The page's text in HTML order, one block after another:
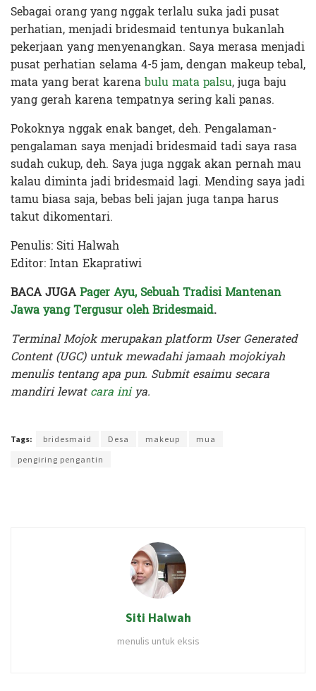
Sebagai orang yang nggak terlalu suka jadi pusat
perhatian, menjadi bridesmaid tentunya bukanlah
pekerjaan yang menyenangkan. Saya merasa menjadi
pusat perhatian selama 4-5 jam, dengan makeup tebal,
mata yang berat karenabulu mata palsu, juga baju
yang gerah karena tempatnya sering kali panas.
Pokoknya nggak enak banget, deh. Pengalaman-
pengalaman saya menjadi bridesmaid tadi saya rasa
sudah cukup, deh. Saya juga nggak akan pernah mau
kalau diminta jadi bridesmaid lagi. Mending saya jadi
tamu biasa saja, bebas beli jajan juga tanpa harus
takut dikomentari.
Penulis: Siti Halwah
Editor: Intan Ekapratiwi
BACA JUGAPager Ayu, Sebuah Tradisi Mantenan
Jawa yang Tergusur oleh Bridesmaid.
Terminal Mojok merupakan platform User Generated
Content (UGC) untuk mewadahi jamaah mojokiyah
menulis tentang apa pun. Submit esaimu secara
mandiri lewatcara iniya.
Tags: bridesmaid Desa makeup
mua
pengiring pengantin
Siti Halwah
menulis untuk eksis